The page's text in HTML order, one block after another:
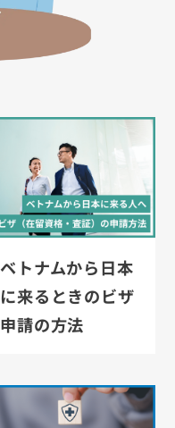
ベトナムから日本
に来るときのビザ
申請の方法